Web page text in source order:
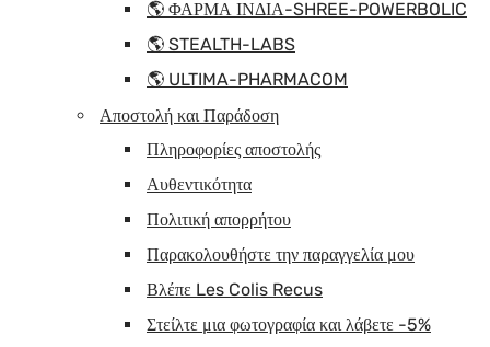
🌎 ΦΑΡΜΑ ΙΝΔΙΑ-SHREE-POWERBOLIC
🌎 STEALTH-LABS
🌎 ULTIMA-PHARMACOM
Αποστολή και Παράδοση
Πληροφορίες αποστολής
Αυθεντικότητα
Πολιτική απορρήτου
Παρακολουθήστε την παραγγελία μου
Βλέπε Les Colis Recus
Στείλτε μια φωτογραφία και λάβετε -5%